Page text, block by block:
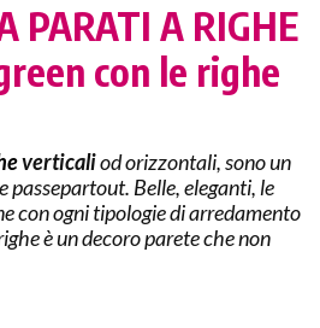
PARATI A RIGHE
con le righe
verticaliod orizzontali, sono un
passepartout. Belle, eleganti, le
con ogni tipologie di arredamento
è un decoro parete che non